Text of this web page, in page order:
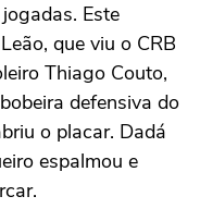
Este
que viu o CRB
Thiago Couto,
defensiva do
o placar. Dadá
espalmou e